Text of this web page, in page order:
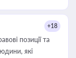
+18
позиції та
які